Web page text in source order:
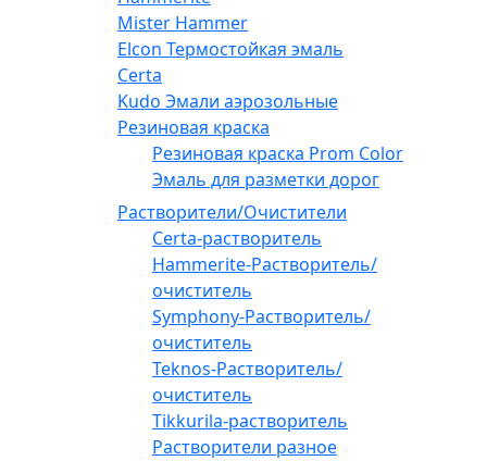
Mister Hammer
Elcon Термостойкая эмаль
Certa
Kudo Эмали аэрозольные
Резиновая краска
Резиновая краска Prom Color
Эмаль для разметки дорог
Растворители/Очистители
Certa-растворитель
Hammerite-Растворитель/
очиститель
Symphony-Растворитель/
очиститель
Teknos-Растворитель/
очиститель
Tikkurila-растворитель
Растворители разное